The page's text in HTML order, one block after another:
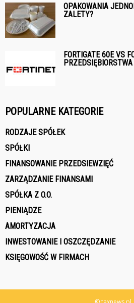
OPAKOWANIA
ZALETY?
FORTIGATE 60E VS
PRZEDSIĘBIORSTWA
POPULARNE KATEGORIE
RODZAJE SPÓŁEK
SPÓŁKI
FINANSOWANIE PRZEDSIEWZIĘĆ
ZARZĄDZANIE FINANSAMI
SPÓŁKA Z O.O.
PIENIĄDZE
AMORTYZACJA
INWESTOWANIE I OSZCZĘDZANIE
KSIĘGOWOŚĆ W FIRMACH